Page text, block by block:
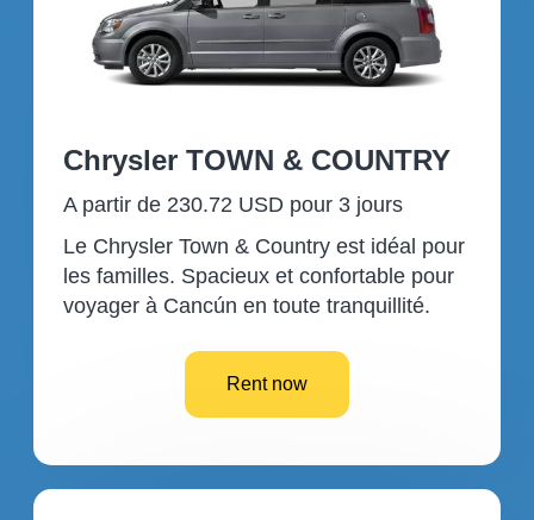
Chrysler TOWN & COUNTRY
A partir de 230.72 USD pour 3 jours
Le Chrysler Town & Country est idéal pour
les familles. Spacieux et confortable pour
voyager à Cancún en toute tranquillité.
Rent now